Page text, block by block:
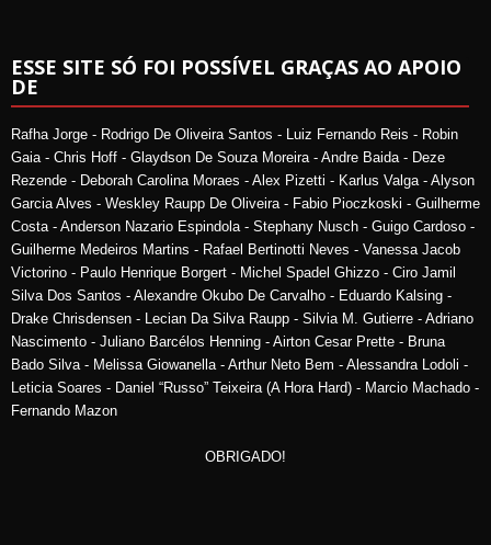
ESSE SITE SÓ FOI POSSÍVEL GRAÇAS AO APOIO
DE
Rafha Jorge - Rodrigo De Oliveira Santos - Luiz Fernando Reis - Robin
Gaia - Chris Hoff - Glaydson De Souza Moreira - Andre Baida - Deze
Rezende - Deborah Carolina Moraes - Alex Pizetti - Karlus Valga - Alyson
Garcia Alves - Weskley Raupp De Oliveira - Fabio Pioczkoski - Guilherme
Costa - Anderson Nazario Espindola - Stephany Nusch - Guigo Cardoso -
Guilherme Medeiros Martins - Rafael Bertinotti Neves - Vanessa Jacob
Victorino - Paulo Henrique Borgert - Michel Spadel Ghizzo - Ciro Jamil
Silva Dos Santos - Alexandre Okubo De Carvalho - Eduardo Kalsing -
Drake Chrisdensen - Lecian Da Silva Raupp - Silvia M. Gutierre - Adriano
Nascimento - Juliano Barcélos Henning - Airton Cesar Prette - Bruna
Bado Silva - Melissa Giowanella - Arthur Neto Bem - Alessandra Lodoli -
Leticia Soares - Daniel “Russo” Teixeira (A Hora Hard) - Marcio Machado -
Fernando Mazon
OBRIGADO!